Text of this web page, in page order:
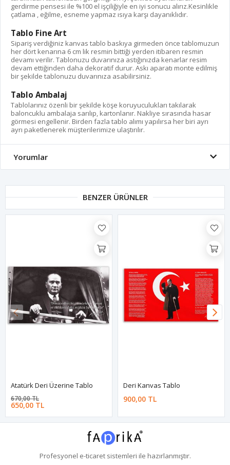
gerdirme pensesi ile %100 el işçiliğiyle en iyi sonucu alırız.Kesinlikle
çatlama , eğilme, esneme yapmaz ısıya karşı dayanıklıdır.
Tablo Fine Art
Sipariş verdiğiniz kanvas tablo baskıya girmeden önce tablomuzun
her dört kenarına 6 cm lik resmin bittiği yerden itibaren resmin
devamı verilir. Tablonuzu duvarınıza astığınızda kenarlar resim
devam ettiğinden daha dekoratif durur. Askı aparatı monte edilmiş
bir şekilde tablonuzu duvarınıza asabilirsiniz.
Tablo Ambalaj
Tablolarınız özenli bir şekilde köşe koruyuculukları takılarak
baloncuklu ambalaja sarılıp, kartonlanır. Nakliye sırasında hasar
görmesi engellenir. Birden fazla tablo alımı yapılırsa her biri ayrı
ayrı paketlenerek müşterilerimize ulaştırılır.
Yorumlar
BENZER ÜRÜNLER
Atatürk Deri Üzerine Tablo
650,00 TL
670,00 TL
Deri Kanvas Tablo
900,00 TL
Profesyonel e-ticaretsistemleri ile hazırlanmıştır.